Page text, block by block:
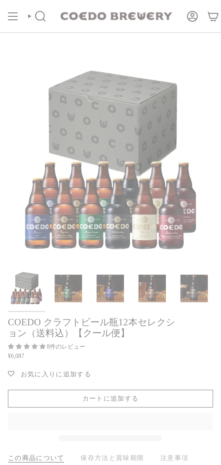
ツ
検
ア
ウ
COEDO クラフトビール瓶12本セレクシ
ョン（送料込）【クール便】
8件のレビュー
¥6,087
お気に入りに追加する
カートに追加する
この商品について 保存方法と賞味期限 注意事項